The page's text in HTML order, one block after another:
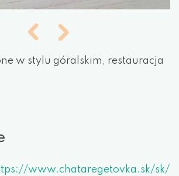
w stylu góralskim, restauracja
www.chataregetovka.sk/sk/